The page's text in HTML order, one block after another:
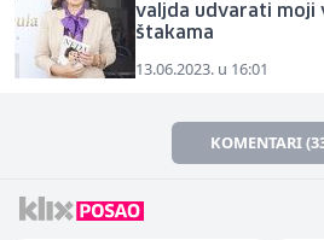
valjda udvarati moji
štakama
13.06.2023. u 16:01
KOMENTARI